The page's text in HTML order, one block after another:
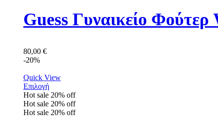
Guess Γυναικείο
80,00 €
-20%
Quick View
Επιλογή
Hot sale 20% off
Hot sale 20% off
Hot sale 20% off